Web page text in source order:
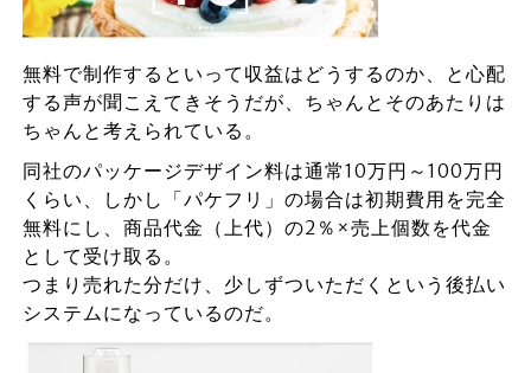
無料で制作するといって収益はどうするのか、と心配
する声が聞こえてきそうだが、ちゃんとそのあたりは
ちゃんと考えられている。
同社のパッケージデザイン料は通常10万円～100万円
くらい、しかし「パケフリ」の場合は初期費用を完全
無料にし、商品代金（上代）の2％×売上個数を代金
として受け取る。
つまり売れた分だけ、少しずついただくという後払い
システムになっているのだ。